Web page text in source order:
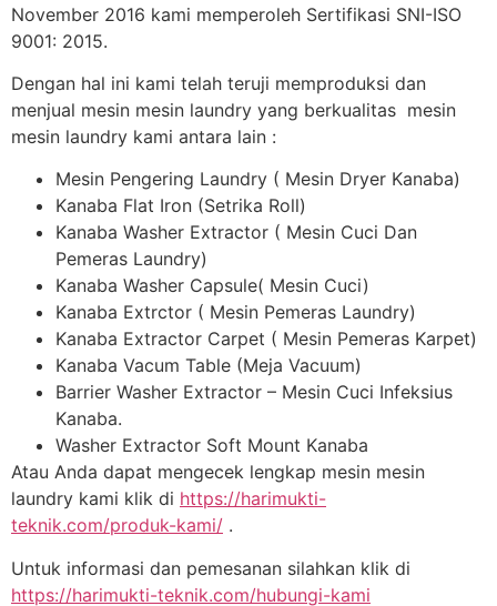
November 2016 kami memperoleh Sertifikasi SNI-ISO
9001: 2015.
Dengan hal ini kami telah teruji memproduksi dan
menjual mesin mesin laundry yang berkualitas mesin
mesin laundry kami antara lain :
Mesin Pengering Laundry ( Mesin Dryer Kanaba)
Kanaba Flat Iron (Setrika Roll)
Kanaba Washer Extractor ( Mesin Cuci Dan
Pemeras Laundry)
Kanaba Washer Capsule( Mesin Cuci)
Kanaba Extrctor ( Mesin Pemeras Laundry)
Kanaba Extractor Carpet ( Mesin Pemeras Karpet)
Kanaba Vacum Table (Meja Vacuum)
Barrier Washer Extractor – Mesin Cuci Infeksius
Kanaba.
Washer Extractor Soft Mount Kanaba
Atau Anda dapat mengecek lengkap mesin mesin
laundry kami klik di https://harimukti-
teknik.com/produk-kami/ .
Untuk informasi dan pemesanan silahkan klik di
https://harimukti-teknik.com/hubungi-kami